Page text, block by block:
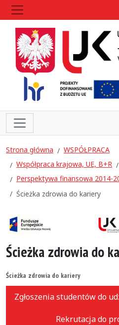
Strona główna
WSPÓŁPRACA
Współpraca krajowa, UE, B+R
Perspektywa finansowa 2014-
Ścieżka zdrowia do kariery
Ścieżka zdrowia do
Ścieżka zdrowia do kariery
Zgłoszenia studentów do
Rekrutacja do